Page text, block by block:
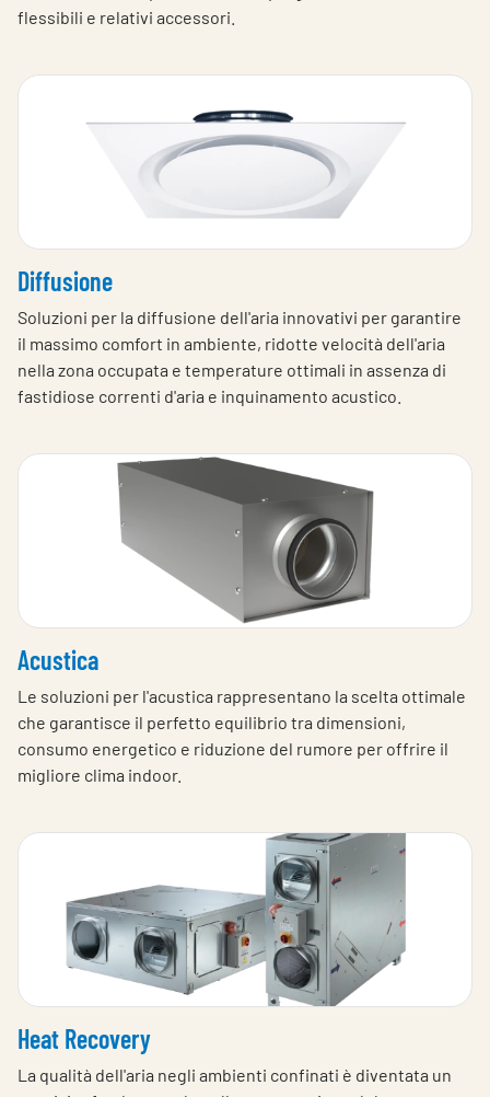
flessibili e relativi accessori.
Diffusione
Soluzioni per la diffusione dell'aria innovativi per garantire
il massimo comfort in ambiente, ridotte velocità dell'aria
nella zona occupata e temperature ottimali in assenza di
fastidiose correnti d'aria e inquinamento acustico.
Acustica
Le soluzioni per l'acustica rappresentano la scelta ottimale
che garantisce il perfetto equilibrio tra dimensioni,
consumo energetico e riduzione del rumore per offrire il
migliore clima indoor.
Heat Recovery
La qualità dell'aria negli ambienti confinati è diventata un